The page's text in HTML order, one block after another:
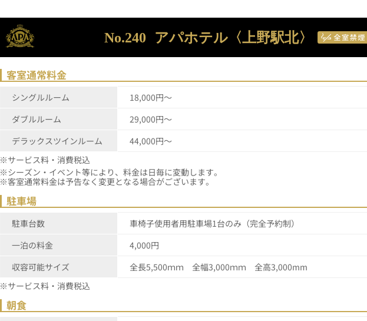
No.240 アパホテル〈上野駅北〉
客室通常料金
シングルルーム
18,000円～
ダブルルーム
29,000円～
デラックスツインルーム
44,000円～
※サービス料・消費税込
※シーズン・イベント等により、料金は日毎に
※客室通常料金は予告なく変更となる場合がございます。
駐車場
駐車台数
車椅子使用者用駐車場1台のみ（完全予約制）
一泊の料金
4,000円
収容可能サイズ
全長5,500ｍｍ 全幅3,000ｍｍ 全高3,000mm
※サービス料・消費税込
朝食